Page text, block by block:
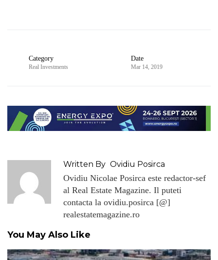
Category
Real Investments
Date
Mar 14, 2019
Written By Ovidiu Posirca
Ovidiu Nicolae Posirca este redactor-sef
al Real Estate Magazine. Il puteti
contacta la ovidiu.posirca [@]
realestatemagazine.ro
You May Also Like